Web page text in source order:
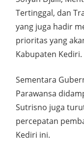
Tertinggal, dan
yang juga hadir
prioritas yang
Kabupaten Kediri.
Sementara
Parawansa
Sutrisno juga
percepatan
Kediri ini.